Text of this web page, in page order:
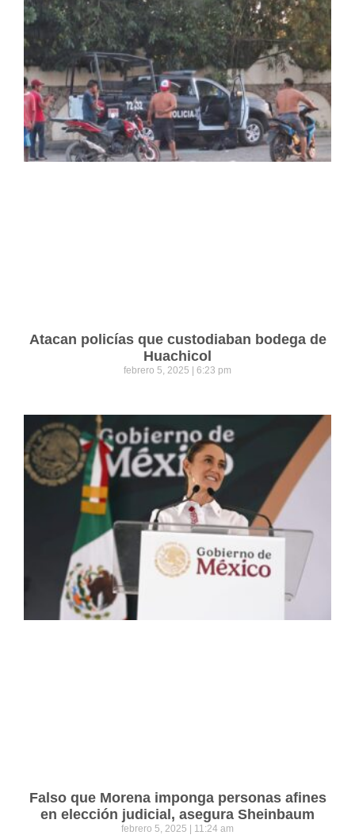
Atacan policías que custodiaban bodega de
Huachicol
febrero 5, 2025 6:23 pm
Falso que Morena imponga personas afines
en elección judicial, asegura Sheinbaum
febrero 5, 2025 11:24 am